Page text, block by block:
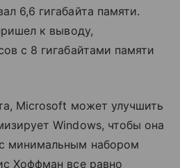
6,6 гигабайта памяти.
к выводу,
с 8 гигабайтами памяти
Microsoft может улучшить
Windows, чтобы она
минимальным набором
Хоффман все равно